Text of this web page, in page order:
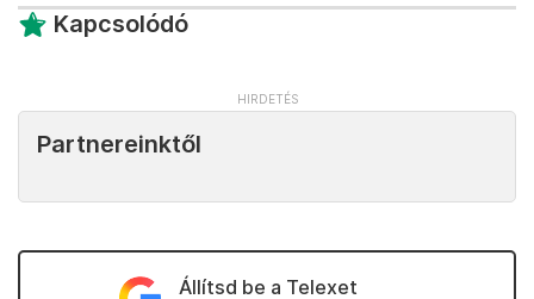
Kapcsolódó
Partnereinktől
Állítsd be a Telexet